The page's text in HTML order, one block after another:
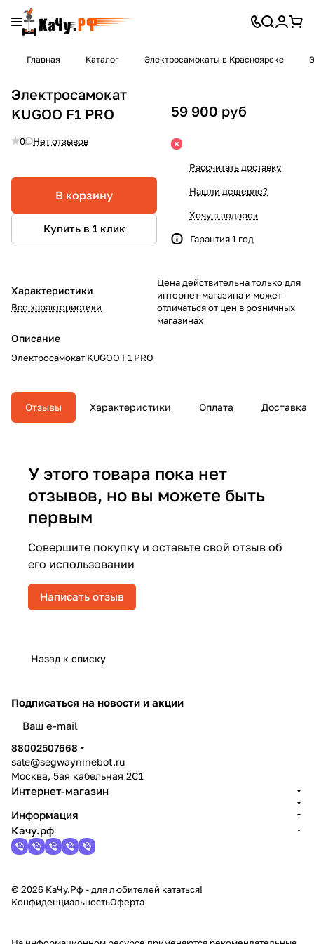
Главная Каталог Электросамокаты в Красноярске
Электросамокат
KUGOO F1 PRO
0 Нет отзывов
В корзину
Купить в 1 клик
Характеристики
Все характеристики
Описание
Электросамокат KUGOO F1 PRO
59 900 руб
Рассчитать доставку
Нашли дешевле?
Хочу в подарок
Гарантия 1 год
Цена действительна только для
интернет-магазина и может
отличаться от цен в розничных
магазинах
Отзывы Характеристики Оплата Доставка
У этого товара пока нет
отзывов, но вы можете быть
первым
Совершите покупку и оставьте свой отзыв об
его использовании
Написать отзыв
Назад к списку
Подписаться на новости и акции
88002507668
sale@segwayninebot.ru
Москва, 5ая кабельная 2С1
Интернет-магазин
Информация
Качу.рф
© 2026 КаЧу.Рф - для любителей кататься!
КонфиденциальностьОферта